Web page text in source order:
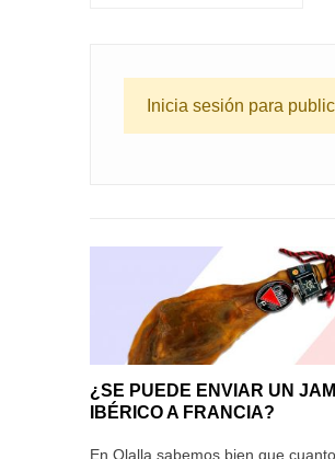
Inicia sesión para
¿SE PUEDE ENVIAR UN
IBÉRICO A FRANCIA?
En Olalla sabemos bien que